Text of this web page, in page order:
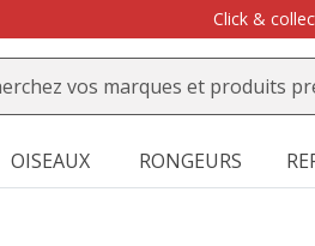
Click &
OISEAUX RONGEURS